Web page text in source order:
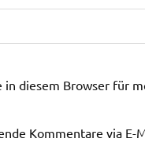
in diesem Browser für
Kommentare via E-